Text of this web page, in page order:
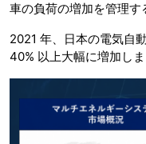
車の負荷の増加を管理す
2021 年、日本の電気自
40% 以上大幅に増加しま